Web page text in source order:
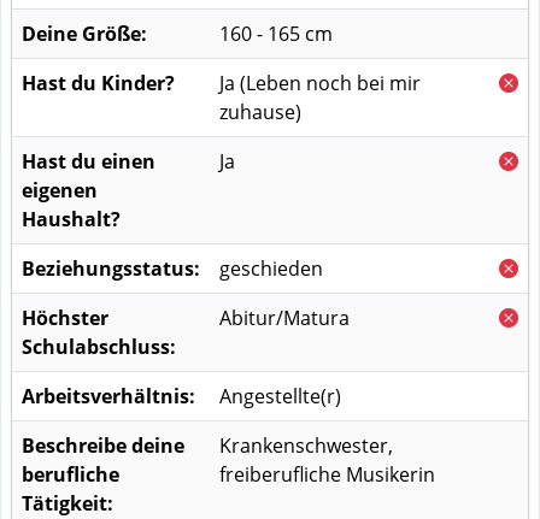
Deine Größe:
160 - 165 cm
Hast du Kinder?
Ja (Leben noch bei mir
zuhause)
Hast du einen
eigenen
Haushalt?
Ja
Beziehungsstatus:
geschieden
Höchster
Schulabschluss:
Abitur/Matura
Arbeitsverhältnis:
Angestellte(r)
Beschreibe deine
berufliche
Tätigkeit:
Krankenschwester,
freiberufliche Musikerin